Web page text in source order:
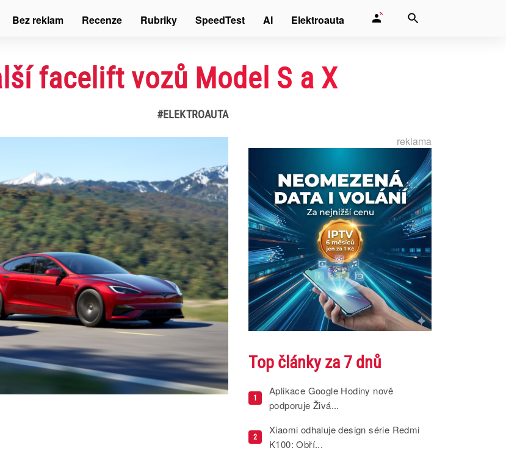
facelift vozů Model S a X
#ELEKTROAUTA
reklama
Top články za 7 dnů
1
Aplikace Google Hodiny nově
podporuje Živá...
2
Xiaomi odhaluje design série Redmi
K100: Obří...
Bez reklam Recenze Rubriky SpeedTest AI Elektroauta